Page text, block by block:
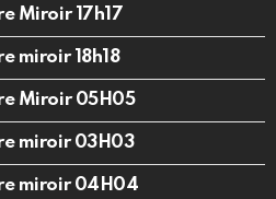
Miroir 17h17
miroir 18h18
Miroir 05H05
miroir 03H03
miroir 04H04